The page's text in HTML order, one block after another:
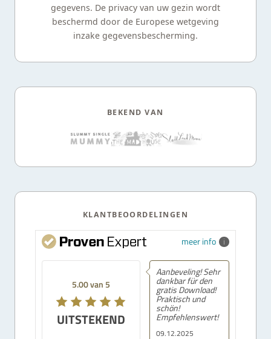
gegevens. De privacy van uw gezin wordt
beschermd door de Europese wetgeving
inzake gegevensbescherming.
BEKEND VAN
KLANTBEOORDELINGEN
meer info
5.00 van 5
UITSTEKEND
09.12.2025
Aanbeveling! Sehr
dankbar für den
gratis Download!
Praktisch und
schön!
Empfehlenswert!